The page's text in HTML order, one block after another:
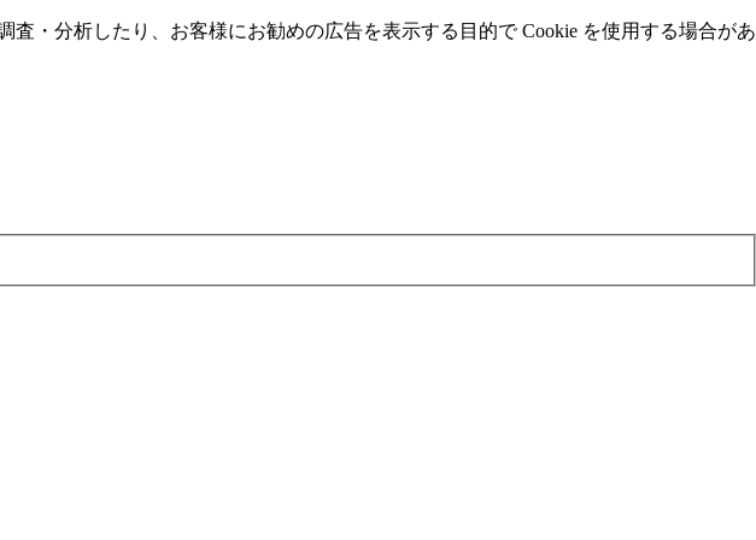
・分析したり、お客様にお勧めの広告を表⽰する⽬的で Cookie を使⽤する場合があ